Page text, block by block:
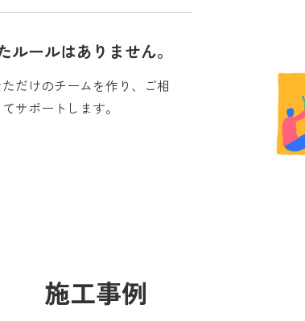
ールはありません。
だけのチームを作り、ご相
サポートします。
施工事例